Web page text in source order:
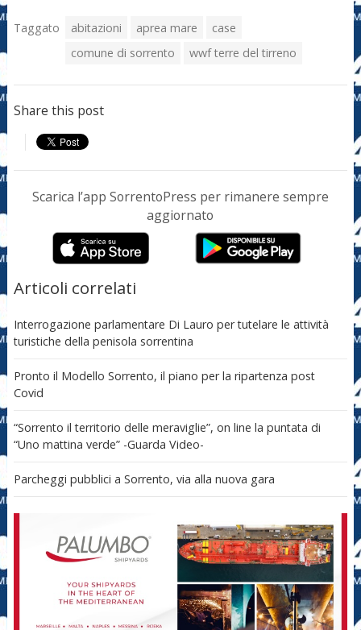
Taggato abitazioni aprea mare
case
comune di sorrento
wwf terre del tirreno
Share this post
Scarica l’app SorrentoPress per rimanere sempre
aggiornato
Articoli correlati
Interrogazione parlamentare Di Lauro per tutelare le attività
turistiche della penisola sorrentina
Pronto il Modello Sorrento, il piano per la ripartenza post
Covid
“Sorrento il territorio delle meraviglie”, on line la puntata di
“Uno mattina verde” -Guarda Video-
Parcheggi pubblici a Sorrento, via alla nuova gara